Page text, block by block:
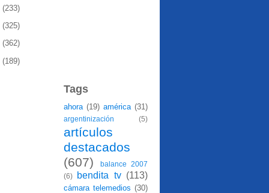
(233)
(325)
(362)
(189)
Tags
ahora (19) américa (31)
argentinización (5)
artículos
destacados
(607)
balance 2007
(6)
bendita tv (113)
cámara telemedios (30)